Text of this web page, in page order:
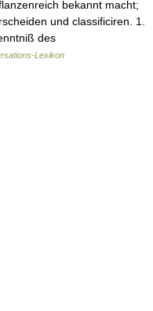
bekannt macht;
und classificiren. 1.
des
Lexikon